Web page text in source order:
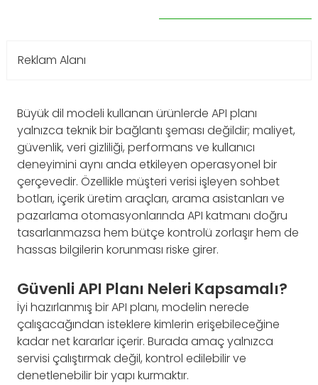
Reklam Alanı
Büyük dil modeli kullanan ürünlerde API planı
yalnızca teknik bir bağlantı şeması değildir; maliyet,
güvenlik, veri gizliliği, performans ve kullanıcı
deneyimini aynı anda etkileyen operasyonel bir
çerçevedir. Özellikle müşteri verisi işleyen sohbet
botları, içerik üretim araçları, arama asistanları ve
pazarlama otomasyonlarında API katmanı doğru
tasarlanmazsa hem bütçe kontrolü zorlaşır hem de
hassas bilgilerin korunması riske girer.
Güvenli API Planı Neleri Kapsamalı?
İyi hazırlanmış bir API planı, modelin nerede
çalışacağından isteklere kimlerin erişebileceğine
kadar net kararlar içerir. Burada amaç yalnızca
servisi çalıştırmak değil, kontrol edilebilir ve
denetlenebilir bir yapı kurmaktır.